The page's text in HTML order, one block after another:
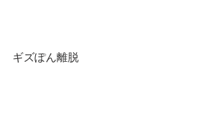
ギズぽん離脱